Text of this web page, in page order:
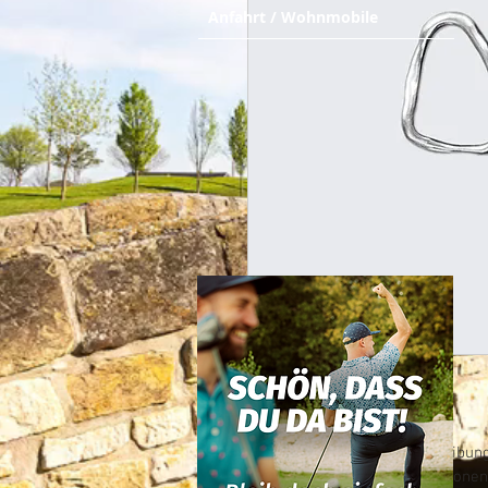
Dies ist eine
Produkt hinzu, z. B.
Anfahrt / Wohnmobile